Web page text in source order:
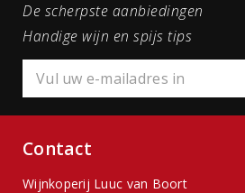
De scherpste aanbiedingen
Handige wijn en spijs tips
Contact
Wijnkoperij Luuc van Boort